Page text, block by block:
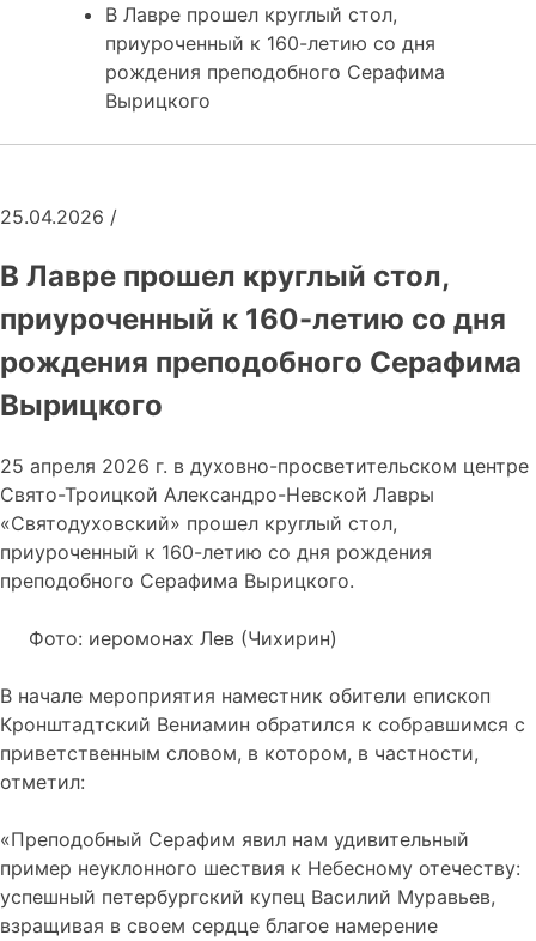
В Лавре прошел круглый стол,
приуроченный к 160-летию со дня
рождения преподобного Серафима
Вырицкого
25.04.2026 /
В Лавре прошел круглый стол,
приуроченный к 160-летию со дня
рождения преподобного Серафима
Вырицкого
25 апреля 2026 г. в духовно-просветительском центре
Свято-Троицкой Александро-Невской Лавры
«Святодуховский» прошел круглый стол,
приуроченный к 160-летию со дня рождения
преподобного Серафима Вырицкого.
Фото: иеромонах Лев (Чихирин)
В начале мероприятия наместник обители епископ
Кронштадтский Вениамин обратился к собравшимся с
приветственным словом, в котором, в частности,
отметил:
«Преподобный Серафим явил нам удивительный
пример неуклонного шествия к Небесному отечеству:
успешный петербургский купец Василий Муравьев,
взращивая в своем сердце благое намерение